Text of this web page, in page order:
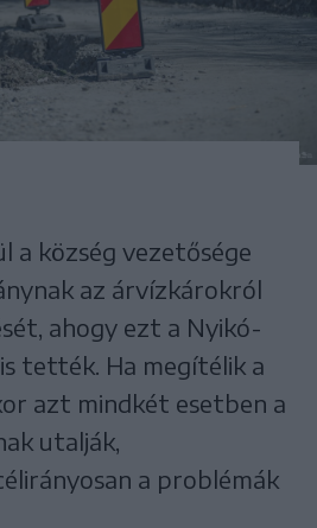
a község vezetősége
az árvízkárokról
ahogy ezt a Nyikó-
tették. Ha megítélik a
azt mindkét esetben a
utalják,
a problémák